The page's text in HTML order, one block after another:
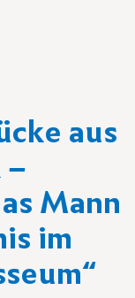
aus
Mann
im